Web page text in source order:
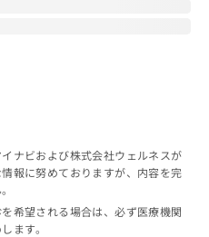
ナビおよび株式会社ウェルネスが
報に努めておりますが、内容を完
希望される場合は、必ず医療機関
ます。